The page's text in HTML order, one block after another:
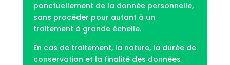
ponctuellement de la donnée personnelle,
sans procéder pour autant à un
traitement à grande échelle.
En cas de traitement, la nature, la durée de
conservation et la finalité des données